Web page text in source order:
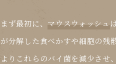
まず最初に、 マウスウォッシュ
が分解した食べかすや細胞の残
よりこれらのバイ菌を減少させ